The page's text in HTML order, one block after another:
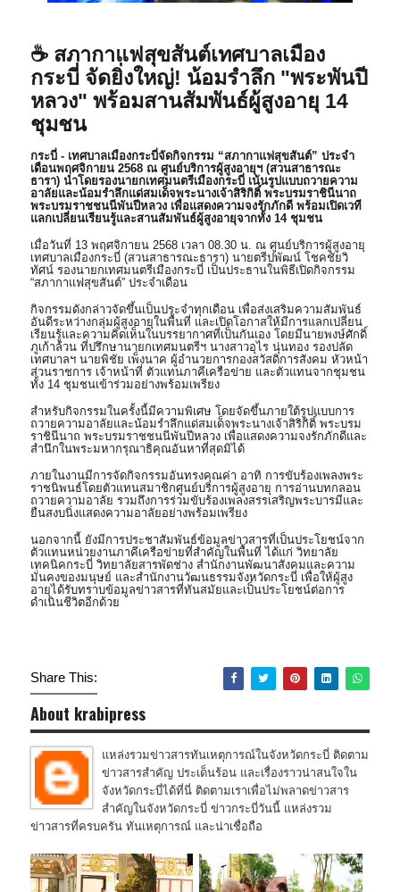
☕ สภากาแฟสุขสันต์เทศบาลเมือง
กระบี่ จัดยิ่งใหญ่! น้อมรำลึก "พระพันปี
หลวง" พร้อมสานสัมพันธ์ผู้สูงอายุ 14
ชุมชน
กระบี่ - เทศบาลเมืองกระบี่จัดกิจกรรม “สภากาแฟสุขสันต์” ประจำ
เดือนพฤศจิกายน 2568 ณ ศูนย์บริการผู้สูงอายุฯ (สวนสาธารณะ
ธารา) นำโดยรองนายกเทศมนตรีเมืองกระบี่ เน้นรูปแบบถวายความ
อาลัยและน้อมรำลึกแด่สมเด็จพระนางเจ้าสิริกิติ์ พระบรมราชินีนาถ
พระบรมราชชนนีพันปีหลวง เพื่อแสดงความจงรักภักดี พร้อมเปิดเวที
แลกเปลี่ยนเรียนรู้และสานสัมพันธ์ผู้สูงอายุจากทั้ง 14 ชุมชน
เมื่อวันที่ 13 พฤศจิกายน 2568 เวลา 08.30 น. ณ ศูนย์บริการผู้สูงอายุ
เทศบาลเมืองกระบี่ (สวนสาธารณะธารา) นายตรีปพัฒน์ โชคชัยวิ
ทัศน์ รองนายกเทศมนตรีเมืองกระบี่ เป็นประธานในพิธีเปิดกิจกรรม
“สภากาแฟสุขสันต์” ประจำเดือน
กิจกรรมดังกล่าวจัดขึ้นเป็นประจำทุกเดือน เพื่อส่งเสริมความสัมพันธ์
อันดีระหว่างกลุ่มผู้สูงอายุในพื้นที่ และเปิดโอกาสให้มีการแลกเปลี่ยน
เรียนรู้และความคิดเห็นในบรรยากาศที่เป็นกันเอง โดยมีนายพงษ์ศักดิ์
ภูเก้าล้วน ที่ปรึกษานายกเทศมนตรีฯ นางสาวอุไร นุ่นทอง รองปลัด
เทศบาลฯ นายพิชัย เพ็งนาค ผู้อำนวยการกองสวัสดิการสังคม หัวหน้า
ส่วนราชการ เจ้าหน้าที่ ตัวแทนภาคีเครือข่าย และตัวแทนจากชุมชน
ทั้ง 14 ชุมชนเข้าร่วมอย่างพร้อมเพรียง
สำหรับกิจกรรมในครั้งนี้มีความพิเศษ โดยจัดขึ้นภายใต้รูปแบบการ
ถวายความอาลัยและน้อมรำลึกแด่สมเด็จพระนางเจ้าสิริกิติ์ พระบรม
ราชินีนาถ พระบรมราชชนนีพันปีหลวง เพื่อแสดงความจงรักภักดีและ
สำนึกในพระมหากรุณาธิคุณอันหาที่สุดมิได้
ภายในงานมีการจัดกิจกรรมอันทรงคุณค่า อาทิ การขับร้องเพลงพระ
ราชนิพนธ์โดยตัวแทนสมาชิกศูนย์บริการผู้สูงอายุ การอ่านบทกลอน
ถวายความอาลัย รวมถึงการร่วมขับร้องเพลงสรรเสริญพระบารมีและ
ยืนสงบนิ่งแสดงความอาลัยอย่างพร้อมเพรียง
นอกจากนี้ ยังมีการประชาสัมพันธ์ข้อมูลข่าวสารที่เป็นประโยชน์จาก
ตัวแทนหน่วยงานภาคีเครือข่ายที่สำคัญในพื้นที่ ได้แก่ วิทยาลัย
เทคนิคกระบี่ วิทยาลัยสารพัดช่าง สำนักงานพัฒนาสังคมและความ
มั่นคงของมนุษย์ และสำนักงานวัฒนธรรมจังหวัดกระบี่ เพื่อให้ผู้สูง
อายุได้รับทราบข้อมูลข่าวสารที่ทันสมัยและเป็นประโยชน์ต่อการ
ดำเนินชีวิตอีกด้วย
Share This:
About krabipress
แหล่งรวมข่าวสารทันเหตุการณ์ในจังหวัดกระบี่ ติดตาม
ข่าวสารสำคัญ ประเด็นร้อน และเรื่องราวน่าสนใจใน
จังหวัดกระบี่ได้ที่นี่ ติดตามเราเพื่อไม่พลาดข่าวสาร
สำคัญในจังหวัดกระบี่ ข่าวกระบี่วันนี้ แหล่งรวม
ข่าวสารที่ครบครัน ทันเหตุการณ์ และน่าเชื่อถือ